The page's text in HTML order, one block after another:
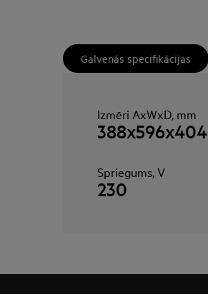
Galvenās specifikācijas
Izmēri AxWxD, mm
388x596x404
Spriegums, V
230